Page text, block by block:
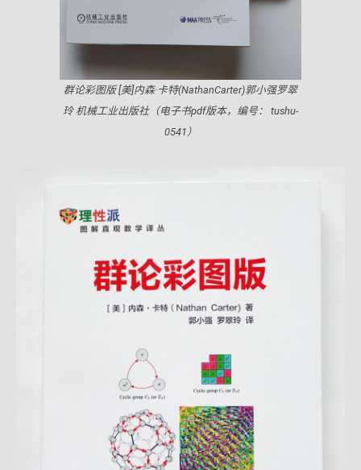
群论彩图版 [美]内森·卡特(NathanCarter)郭小强罗翠
玲 机械工业出版社（电子书pdf版本，编号： tushu-
0541）